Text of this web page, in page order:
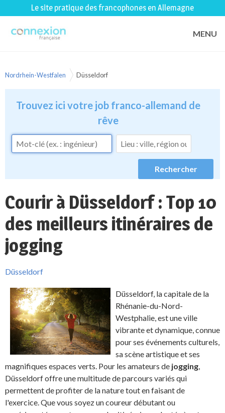
Le site pratique des francophones en Allemagne
MENU
Nordrhein-Westfalen Düsseldorf
Trouvez ici votre job franco-allemand de
rêve
Courir à Düsseldorf : Top 10
des meilleurs itinéraires de
jogging
Düsseldorf
Düsseldorf, la capitale de la
Rhénanie-du-Nord-
Westphalie, est une ville
vibrante et dynamique, connue
pour ses événements culturels,
sa scène artistique et ses
magnifiques espaces verts. Pour les amateurs de jogging,
Düsseldorf offre une multitude de parcours variés qui
permettent de profiter de la nature tout en faisant de
l'exercice. Que vous soyez un coureur débutant ou